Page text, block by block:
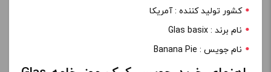
کشور تولید کننده : آمریکا
نام برند : Glas basix
نام جویس : Banana Pie